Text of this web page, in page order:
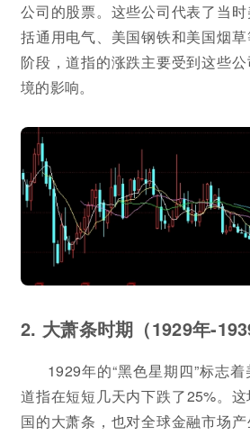
公司的股票。这些公司代表了当
括通用电气、美国钢铁和美国烟
阶段，道指的涨跌主要受到这些
境的影响。
2. 大萧条时期（1929年-
1929年的“黑色星期四”标志
道指在短短几天内下跌了25%。
国的大萧条，也对全球金融市场